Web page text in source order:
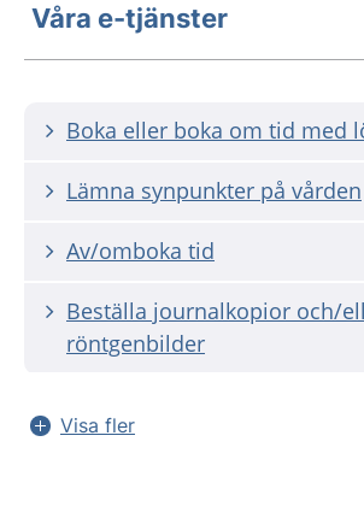
Våra e-tjänster
Boka eller boka om tid med
Lämna synpunkter på vården
Av/omboka tid
Beställa journalkopior och/
röntgenbilder
Visa fler